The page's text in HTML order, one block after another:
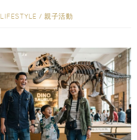
LIFESTYLE / 親子活動